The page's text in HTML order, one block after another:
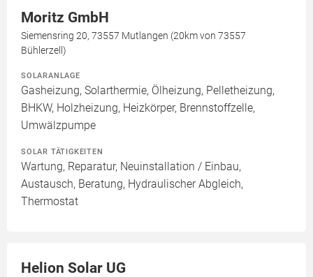
Moritz GmbH
Siemensring 20, 73557 Mutlangen (20km von 73557
Bühlerzell)
SOLARANLAGE
Gasheizung, Solarthermie, Ölheizung, Pelletheizung,
BHKW, Holzheizung, Heizkörper, Brennstoffzelle,
Umwälzpumpe
SOLAR TÄTIGKEITEN
Wartung, Reparatur, Neuinstallation / Einbau,
Austausch, Beratung, Hydraulischer Abgleich,
Thermostat
Helion Solar UG